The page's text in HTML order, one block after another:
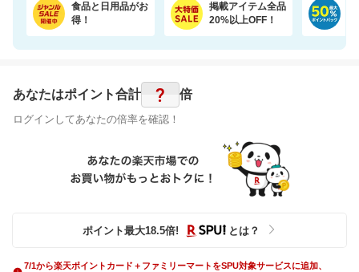
食品と日用品がお
得！
掲載アイテム全品
20%以上OFF！
あなたはポイント合計 ? 倍
ログインしてあなたの倍率を確認！
ポイント最大18.5倍! とは？
7/1から楽天ポイントカード＋ファミリーマートをSPU対象サービスに追加、